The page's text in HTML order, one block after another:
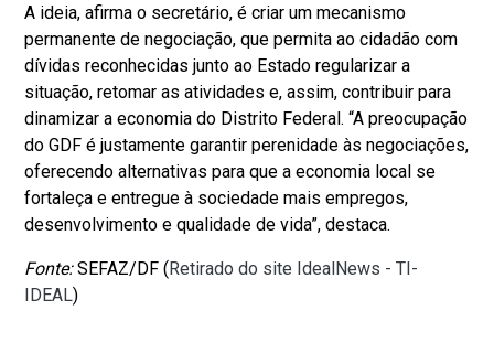
A ideia, afirma o secretário, é criar um mecanismo
permanente de negociação, que permita ao cidadão com
dívidas reconhecidas junto ao Estado regularizar a
situação, retomar as atividades e, assim, contribuir para
dinamizar a economia do Distrito Federal. “A preocupação
do GDF é justamente garantir perenidade às negociações,
oferecendo alternativas para que a economia local se
fortaleça e entregue à sociedade mais empregos,
desenvolvimento e qualidade de vida”, destaca.
Fonte:SEFAZ/DF (Retirado do site IdealNews - TI-
IDEAL)